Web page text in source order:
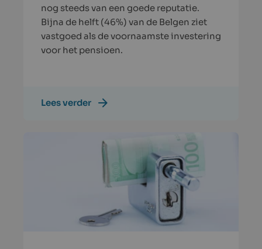
nog steeds van een goede reputatie.
Bijna de helft (46%) van de Belgen ziet
vastgoed als de voornaamste investering
voor het pensioen.
Lees verder